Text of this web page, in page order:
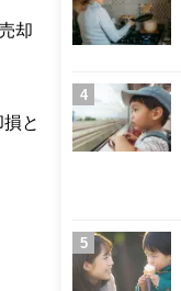
却
と